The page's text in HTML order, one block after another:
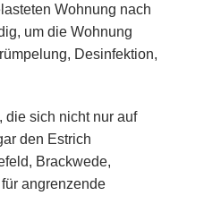
Wohnung nach
um die Wohnung
Desinfektion,
die sich nicht nur auf
den Estrich
Brackwede,
angrenzende